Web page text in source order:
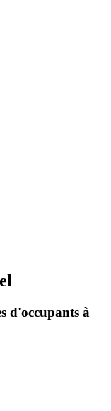
d'occupants à